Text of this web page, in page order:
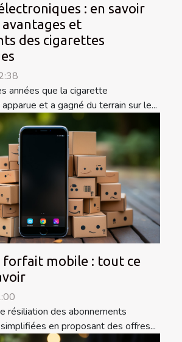
: en savoir
avantages et
des cigarettes
années que la cigarette
et a gagné du terrain sur le...
forfait mobile : tout ce
résiliation des abonnements
en proposant des offres...